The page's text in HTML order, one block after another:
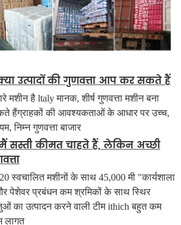
उत्पादों की गुणवत्ता आप कर सकते हैं
मशीन है ltaly मानक, शीर्ष गुणवत्ता मशीन बना
हैंग्राहकों की आवश्यकताओं के आधार पर उच्च,
निम्न गुणवत्ता बाजार
सस्ती कीमत चाहते हैं, लेकिन अच्छी
स्वचालित मशीनों के साथ 45,000 मी "कार्यशाला
पेशेवर प्रबंधन कम श्रमिकों के साथ स्थिर
का उत्पादन करने वाली टीम ithich बहुत कम
लागत